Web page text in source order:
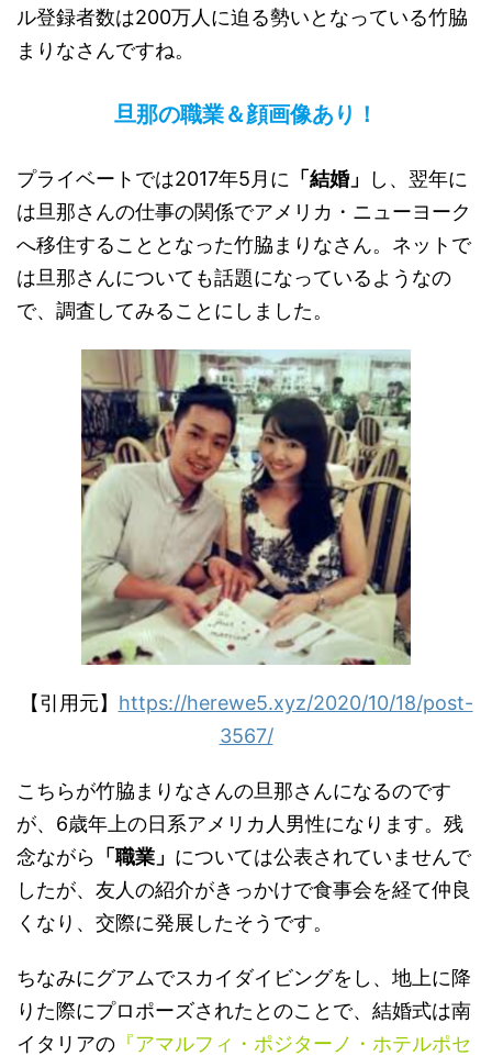
ル登録者数は200万人に迫る勢いとなっている竹脇
まりなさんですね。
旦那の職業＆顔画像あり！
プライベートでは2017年5 月に 「結婚」
し、翌年に
は旦那さんの仕事の関係でアメリカ・ニューヨーク
へ移住することとなった竹脇まりなさん。ネットで
は旦那さんについても話題になっているようなの
で、調査してみることにしました。
【引用元】 https://herewe5.xyz/2020/10/18/post-
3567/
こちらが竹脇まりなさんの旦那さんになるのです
が、 6歳年上の日系アメリカ人男性になります。残
念ながら 「職業」 については公表されていませんで
したが、友人の紹介がきっかけで食事会を経て仲良
くなり、交際に発展したそうです。
ちなみにグアムでスカイダイビングをし、地上に降
りた際にプロポーズされたとのことで、結婚式は南
イタリアの 『アマルフィ・ポジターノ・ホテルポセ